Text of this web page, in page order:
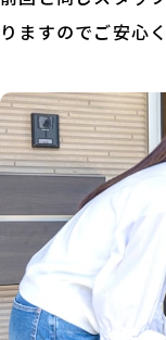
りますのでご安心